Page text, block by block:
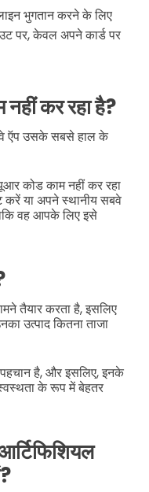
भुगतान करने के लिए
केवल अपने कार्ड पर
कर रहा है?
ऍप उसके सबसे हाल के
कोड काम नहीं कर रहा
करें या अपने स्थानीय सबवे
वह आपके लिए इसे
तैयार करता है, इसलिए
उत्पाद कितना ताजा
पहचान है, और इसलिए, इनके
के रूप में बेहतर